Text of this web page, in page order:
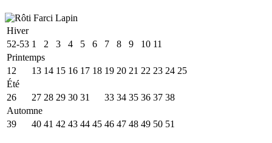
Hiver
52-53 1 2 3 4 5 6 7 8 9 10 11
Printemps
12
13 14 15 16 17 18 19 20 21 22 23 24 25
Été
26
27 28 29 30 31 33 34 35 36 37 38
Automne
39
40 41 42 43 44 45 46 47 48 49 50 51